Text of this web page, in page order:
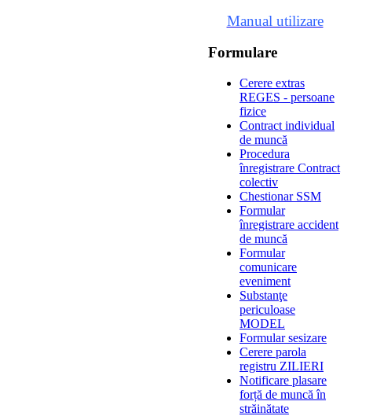
Manual utilizare
Formulare
Cerere extras
REGES - persoane
fizice
Contract individual
de muncă
Procedura
înregistrare Contract
colectiv
Chestionar SSM
Formular
înregistrare accident
de muncă
Formular
comunicare
eveniment
Substanţe
periculoase
MODEL
Formular sesizare
Cerere parola
registru ZILIERI
Notificare plasare
forță de muncă în
străinătate